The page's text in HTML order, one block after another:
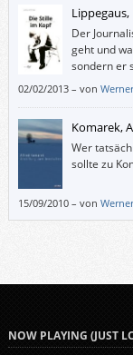
Lippegaus,
Der
geht und
sondern er
sein, und
02/02/2013– von Werner
Komarek,
Wer
sollte zu
15/09/2010– von Werner
NOW PLAYING (JUST